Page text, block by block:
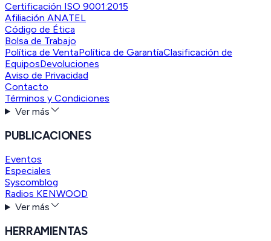
Certificación ISO 9001:2015
Afiliación ANATEL
Código de Ética
Bolsa de Trabajo
Política de VentaPolítica de GarantíaClasificación de
EquiposDevoluciones
Aviso de Privacidad
Contacto
Términos y Condiciones
Ver más
PUBLICACIONES
Eventos
Especiales
Syscomblog
Radios KENWOOD
Ver más
HERRAMIENTAS